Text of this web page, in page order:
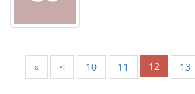
« < 10 11 12 13